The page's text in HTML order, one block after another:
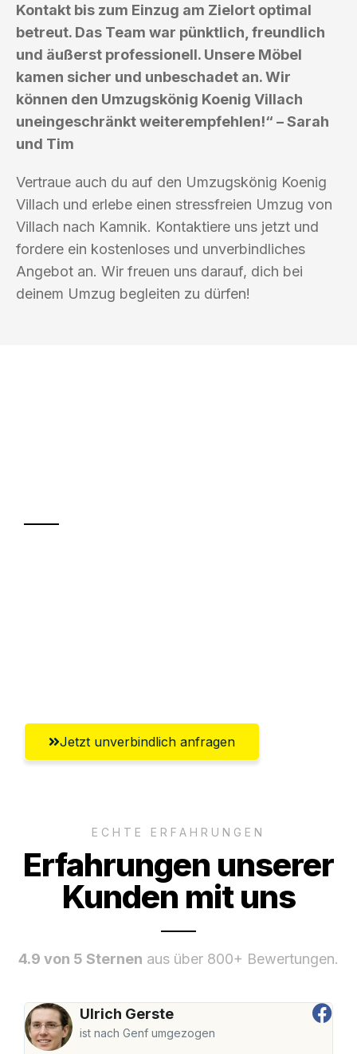
Kontakt bis zum Einzug am Zielort optimal
betreut. Das Team war pünktlich, freundlich
und äußerst professionell. Unsere Möbel
kamen sicher und unbeschadet an. Wir
können den Umzugskönig Koenig Villach
uneingeschränkt weiterempfehlen!“ – Sarah
und Tim
Vertraue auch du auf den Umzugskönig Koenig
Villach und erlebe einen stressfreien Umzug von
Villach nach Kamnik. Kontaktiere uns jetzt und
fordere ein kostenloses und unverbindliches
Angebot an. Wir freuen uns darauf, dich bei
deinem Umzug begleiten zu dürfen!
Jetzt unverbindlich anfragen
ECHTE ERFAHRUNGEN
Erfahrungen unserer
Kunden mit uns
4.9 von 5 Sternen aus über 800+ Bewertungen.
Ulrich Gerste
ist nach Genf umgezogen